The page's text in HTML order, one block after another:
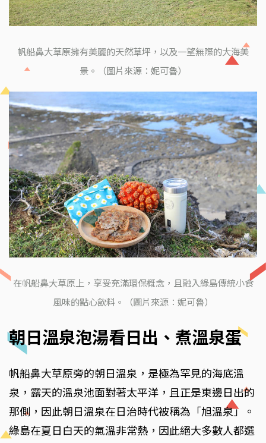
帆船鼻大草原擁有美麗的天然草坪，以及一望無際的大海美
景。（圖片來源：妮可魯）
在帆船鼻大草原上，享受充滿環保概念，且融入綠島傳統小食
風味的點心飲料。（圖片來源：妮可魯）
朝日溫泉泡湯看日出、煮溫泉蛋
帆船鼻大草原旁的朝日溫泉，是極為罕見的海底溫
泉，露天的溫泉池面對著太平洋，且正是東邊日出的
那側，因此朝日溫泉在日治時代被稱為「旭溫泉」。
綠島在夏日白天的氣溫非常熱，因此絕大多數人都選